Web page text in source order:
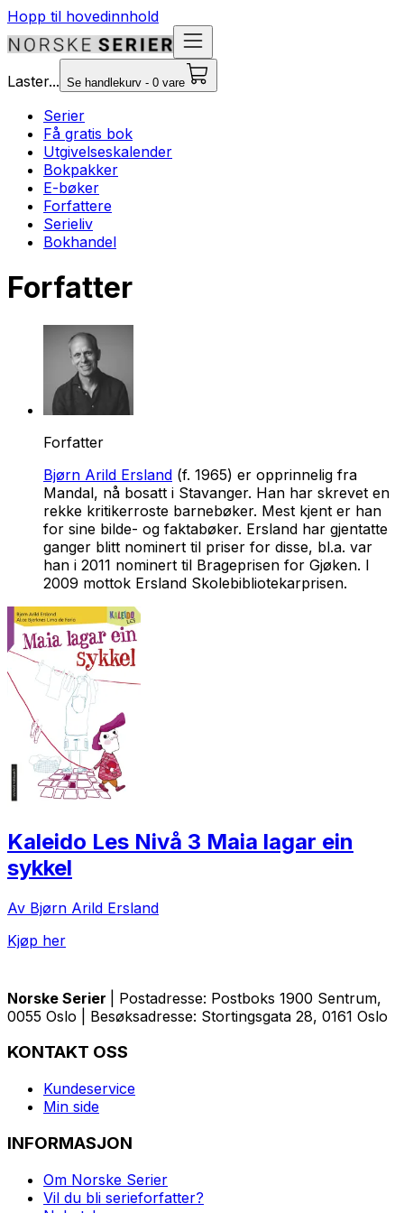
Hopp til hovedinnhold
Laster... Se handlekurv - 0 vare
Serier
Få gratis bok
Utgivelseskalender
Bokpakker
E-bøker
Forfattere
Serieliv
Bokhandel
Forfatter
Forfatter
Bjørn Arild Ersland (f. 1965) er opprinnelig fra
Mandal, nå bosatt i Stavanger. Han har skrevet en
rekke kritikerroste barnebøker. Mest kjent er han
for sine bilde- og faktabøker. Ersland har gjentatte
ganger blitt nominert til priser for disse, bl.a. var
han i 2011 nominert til Brageprisen for Gjøken. I
2009 mottok Ersland Skolebibliotekarprisen.
Kaleido Les Nivå 3 Maia lagar ein
sykkel
Av Bjørn Arild Ersland
Kjøp her
Norske Serier
| Postadresse: Postboks 1900 Sentrum,
0055 Oslo | Besøksadresse: Stortingsgata 28, 0161 Oslo
KONTAKT OSS
Kundeservice
Min side
INFORMASJON
Om Norske Serier
Vil du bli serieforfatter?